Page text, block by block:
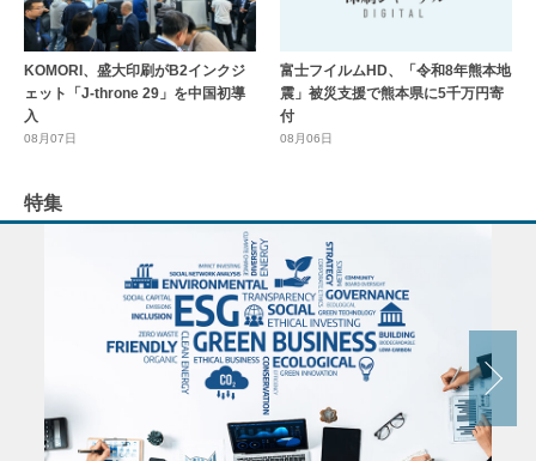
KOMORI、盛大印刷がB2インクジ
ェット「J-throne 29」を中国初導
入
08月07日
富士フイルムHD、「令和8年熊本地
震」被災支援で熊本県に5千万円寄
付
08月06日
特集